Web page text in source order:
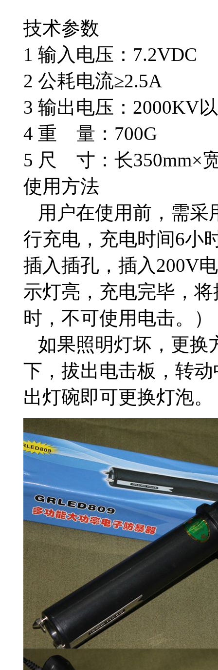
技术参数
1 输入电压：7.2VDC
2 公耗电流≥2.5A
3 输出电压：2000KV
4 重 量：700G
5 尺 寸：长350mm×
使用方法
用户在使用前，需采
行充电，充电时间6小
插入插孔，插入200V
示灯亮，充电完毕，
时，不可使用电击。）
如果照明灯坏，更换
下，拔出电击板，转
出灯碗即可更换灯泡。